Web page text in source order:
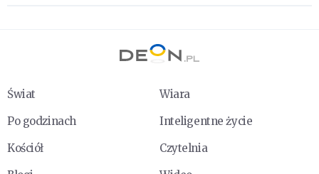
Świat
Wiara
Po godzinach
Inteligentne życie
Kościół
Czytelnia